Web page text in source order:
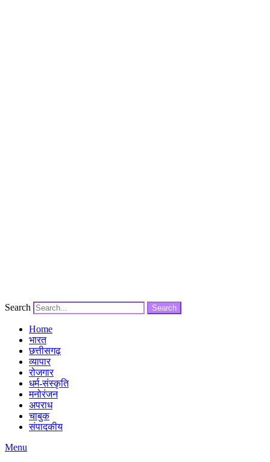
Search Search
Home
भारत
छत्तीसगढ़
व्यापार
रोजगार
धर्म-संस्कृति
मनोरंजन
अपराध
चाबुक
संपादकीय
Menu